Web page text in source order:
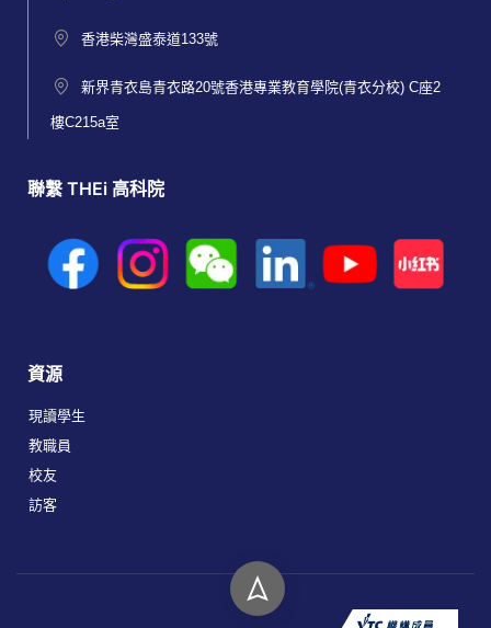
香港柴灣盛泰道133號
新界青衣島青衣路20號香港專業教育學院(青衣分校) C座2
樓C215a室
聯繫 THEi 高科院
資源
現讀學生
教職員
校友
訪客